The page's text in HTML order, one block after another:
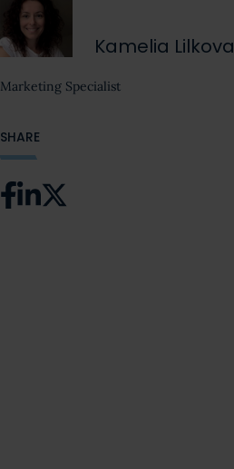
SHARE
Kamelia Lilkova
Marketing Specialist